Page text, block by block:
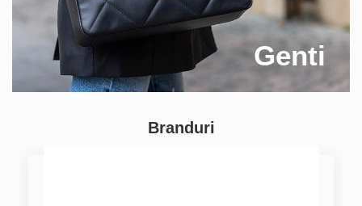
Genti
Branduri